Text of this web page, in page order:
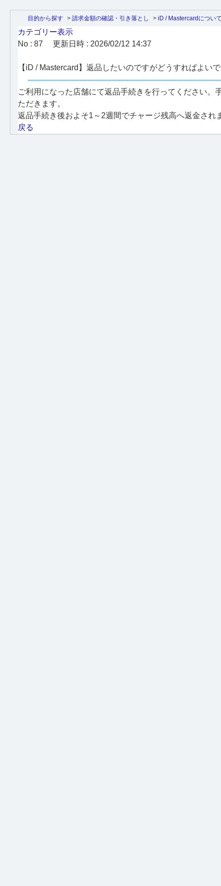
目的から探す > 請求金額の確認・引き落とし > iD / Mastercardについ
カテゴリー表示
No : 87
更新日時 : 2026/02/12 14:37
【iD / Mastercard】返品したいのですがどうすればよい
ご利用になった店舗にて返品手続きを行ってください
ただきます。
返品手続き後およそ1～2週間でチャージ残高へ返金され
戻る